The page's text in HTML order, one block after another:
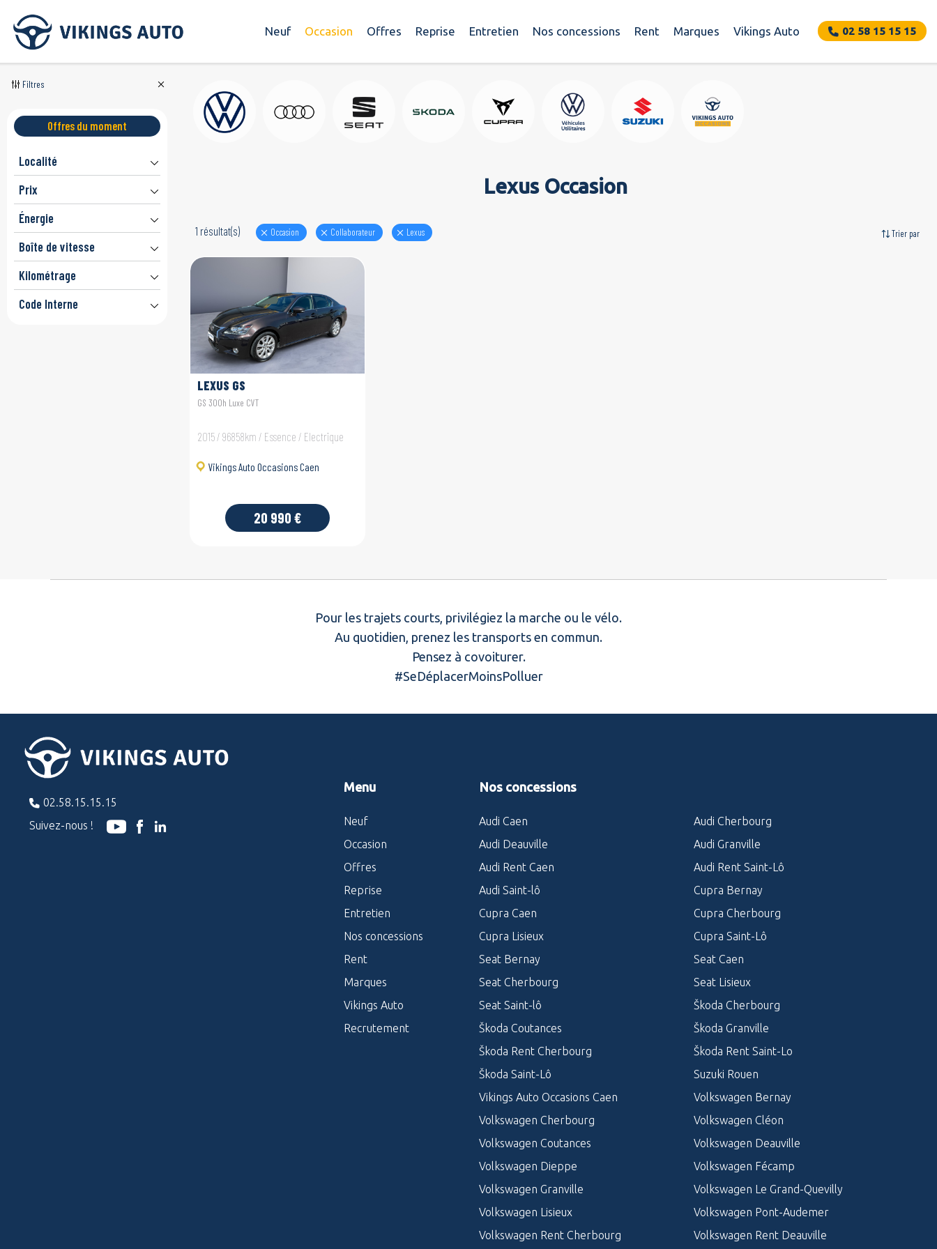
02 58 15 15 15
Neuf Occasion Offres Reprise Entretien Nos concessions Rent Marques Vikings Auto
Filtres
Offres du moment
Localité
Prix
Énergie
Boîte de vitesse
Kilométrage
Code Interne
Lexus Occasion
1 résultat(s) Occasion Collaborateur lexus Trier par
LEXUS GS
GS 300h Luxe CVT
2015 / 96858km / Essence / Electrique
Vikings Auto Occasions Caen
20 990 €
Pour les trajets courts, privilégiez la marche ou le vélo.
Au quotidien, prenez les transports en commun.
Pensez à covoiturer.
#SeDéplacerMoinsPolluer
02.58.15.15.15
Suivez-nous !
Menu
Neuf
Occasion
Offres
Reprise
Entretien
Nos concessions
Rent
Marques
Vikings Auto
Recrutement
Nos concessions
Audi Caen
Audi Cherbourg
Audi Deauville
Audi Granville
Audi Rent Caen
Audi Rent Saint-Lô
Audi Saint-lô
Cupra Bernay
Cupra Caen
Cupra Cherbourg
Cupra Lisieux
Cupra Saint-Lô
Seat Bernay
Seat Caen
Seat Cherbourg
Seat Lisieux
Seat Saint-lô
Škoda Cherbourg
Škoda Coutances
Škoda Granville
Škoda Rent Cherbourg
Škoda Rent Saint-Lo
Škoda Saint-Lô
Suzuki Rouen
Vikings Auto Occasions Caen
Volkswagen Bernay
Volkswagen Cherbourg
Volkswagen Cléon
Volkswagen Coutances
Volkswagen Deauville
Volkswagen Dieppe
Volkswagen Fécamp
Volkswagen Granville
Volkswagen Le Grand-Quevilly
Volkswagen Lisieux
Volkswagen Pont-Audemer
Volkswagen Rent Cherbourg
Volkswagen Rent Deauville